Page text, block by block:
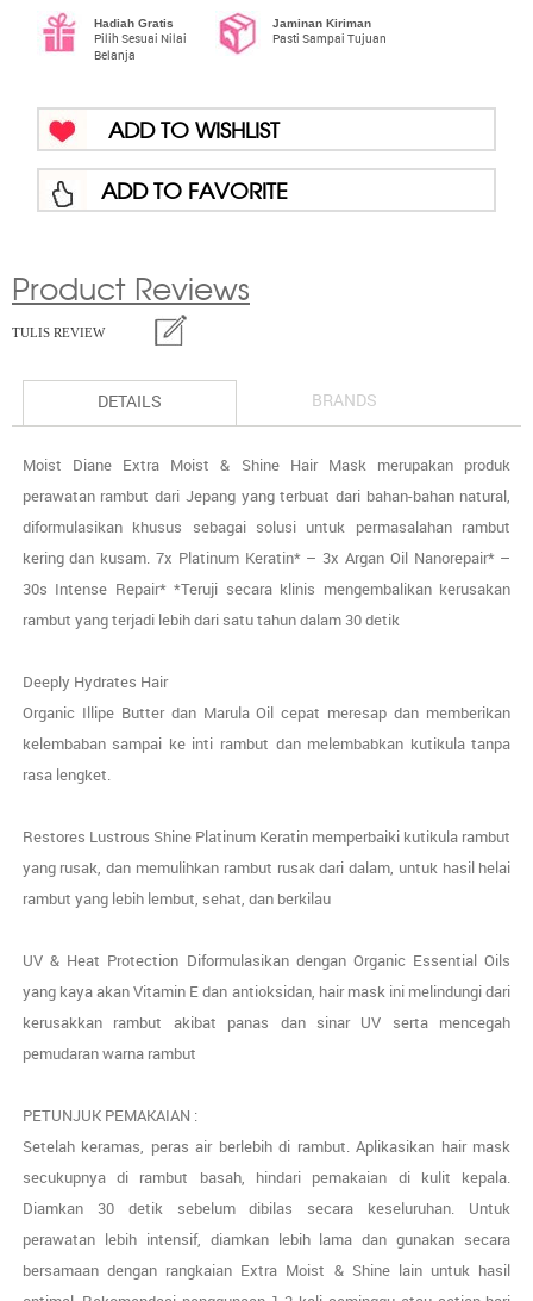
Hadiah Gratis
Pilih Sesuai Nilai
Belanja
Jaminan Kiriman
Pasti Sampai Tujuan
ADD TO WISHLIST
ADD TO FAVORITE
Product Reviews
TULIS REVIEW
DETAILS BRANDS
Moist Diane Extra Moist & Shine Hair Mask merupakan produk
perawatan rambut dari Jepang yang terbuat dari bahan-bahan natural,
diformulasikan khusus sebagai solusi untuk permasalahan rambut
kering dan kusam. 7x Platinum Keratin* – 3x Argan Oil Nanorepair* –
30s Intense Repair* *Teruji secara klinis mengembalikan kerusakan
rambut yang terjadi lebih dari satu tahun dalam 30 detik
Deeply Hydrates Hair
Organic Illipe Butter dan Marula Oil cepat meresap dan memberikan
kelembaban sampai ke inti rambut dan melembabkan kutikula tanpa
rasa lengket.
Restores Lustrous Shine Platinum Keratin memperbaiki kutikula rambut
yang rusak, dan memulihkan rambut rusak dari dalam, untuk hasil helai
rambut yang lebih lembut, sehat, dan berkilau
UV & Heat Protection Diformulasikan dengan Organic Essential Oils
yang kaya akan Vitamin E dan antioksidan, hair mask ini melindungi dari
kerusakkan rambut akibat panas dan sinar UV serta mencegah
pemudaran warna rambut
PETUNJUK PEMAKAIAN :
Setelah keramas, peras air berlebih di rambut. Aplikasikan hair mask
secukupnya di rambut basah, hindari pemakaian di kulit kepala.
Diamkan 30 detik sebelum dibilas secara keseluruhan. Untuk
perawatan lebih intensif, diamkan lebih lama dan gunakan secara
bersamaan dengan rangkaian Extra Moist & Shine lain untuk hasil